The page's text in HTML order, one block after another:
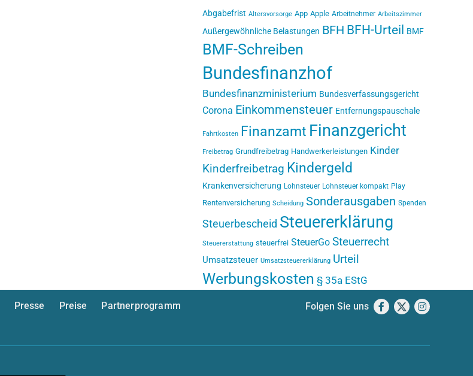
Abgabefrist Altersvorsorge App Apple Arbeitnehmer Arbeitszimmer
Außergewöhnliche Belastungen BFH BFH-Urteil BMF
BMF-Schreiben
Bundesfinanzhof
Bundesfinanzministerium Bundesverfassungsgericht
Corona Einkommensteuer Entfernungspauschale
Fahrtkosten Finanzamt Finanzgericht
Freibetrag Grundfreibetrag Handwerkerleistungen Kinder
Kinderfreibetrag Kindergeld
Krankenversicherung Lohnsteuer Lohnsteuer kompakt Play
Rentenversicherung Scheidung Sonderausgaben Spenden
Steuerbescheid Steuererklärung
Steuererstattung steuerfrei SteuerGo Steuerrecht
Umsatzsteuer Umsatzsteuererklärung Urteil
Werbungskosten § 35a EStG
Presse Preise
Partnerprogramm
Folgen Sie uns Facebook
X Instagram